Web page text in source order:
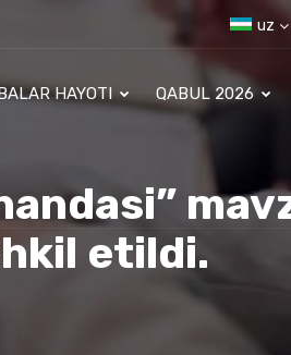
uz
HAYOTI QABUL 2026
etildi.